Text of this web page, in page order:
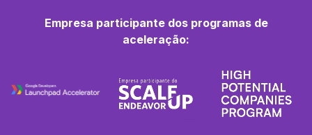
Empresa participante dos programas de
aceleração: